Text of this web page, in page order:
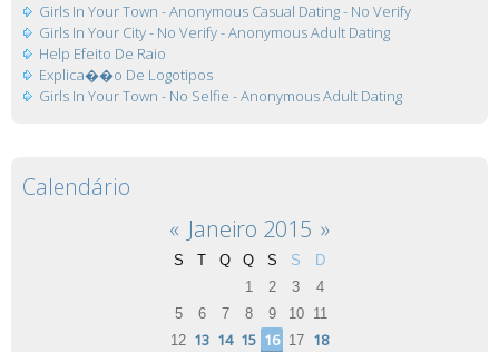
Girls In Your Town - Anonymous Casual Dating - No Verify
Girls In Your City - No Verify - Anonymous Adult Dating
Help Efeito De Raio
Explica��o De Logotipos
Girls In Your Town - No Selfie - Anonymous Adult Dating
Calendário
« Janeiro 2015 »
S T Q Q S S
D
1
2 3
4
5
6 7 8 9 10
11
12 13 14 15 16 17 18